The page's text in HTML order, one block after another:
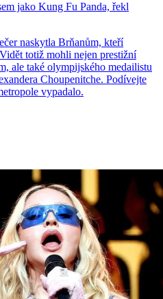
jako Kung Fu Panda, řekl
naskytla Brňanům, kteří
totiž mohli nejen prestižní
ale také olympijského medailistu
Choupenitche. Podívejte
vypadalo.